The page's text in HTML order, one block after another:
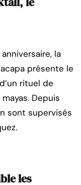
la
présente le
rituel de
Depuis
sont supervisés
les